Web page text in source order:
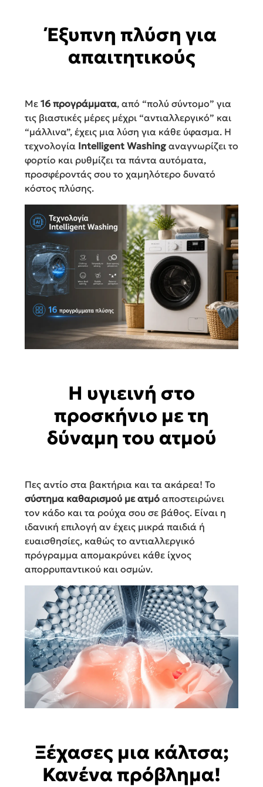
Έξυπνη πλύση για
απαιτητικούς
Με 16 προγράμματα, από “πολύ σύντομο” για
τις βιαστικές μέρες μέχρι “αντιαλλεργικό” και
“μάλλινα”, έχεις μια λύση για κάθε ύφασμα. Η
τεχνολογία Intelligent Washing αναγνωρίζει το
φορτίο και ρυθμίζει τα πάντα αυτόματα,
προσφέροντάς σου το χαμηλότερο δυνατό
κόστος πλύσης.
Η υγιεινή στο
προσκήνιο με τη
δύναμη του ατμού
Πες αντίο στα βακτήρια και τα ακάρεα! Το
σύστημα καθαρισμού με ατμό αποστειρώνει
τον κάδο και τα ρούχα σου σε βάθος. Είναι η
ιδανική επιλογή αν έχεις μικρά παιδιά ή
ευαισθησίες, καθώς το αντιαλλεργικό
πρόγραμμα απομακρύνει κάθε ίχνος
απορρυπαντικού και οσμών.
Ξέχασες μια κάλτσα;
Κανένα πρόβλημα!